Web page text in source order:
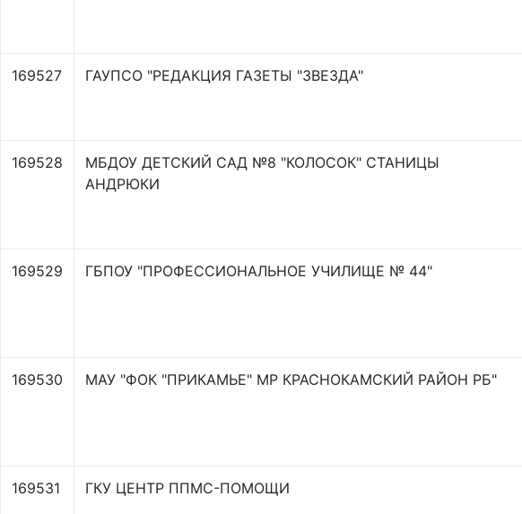
169527 ГАУПСО "РЕДАКЦИЯ ГАЗЕТЫ "ЗВЕЗДА"
169528
МБДОУ ДЕТСКИЙ САД №8 "КОЛОСОК" СТАНИЦЫ
АНДРЮКИ
169529 ГБПОУ "ПРОФЕССИОНАЛЬНОЕ УЧИЛИЩЕ № 44"
169530 МАУ "ФОК "ПРИКАМЬЕ" МР КРАСНОКАМСКИЙ РАЙОН РБ"
169531 ГКУ ЦЕНТР ППМС-ПОМОЩИ